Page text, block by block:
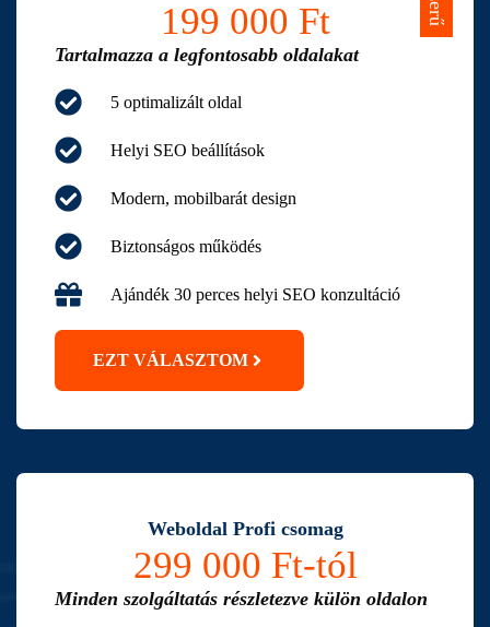
199 000 Ft
Tartalmazza a legfontosabb oldalakat
5 optimalizált oldal
Helyi SEO beállítások
Modern, mobilbarát design
Biztonságos működés
Ajándék 30 perces helyi SEO konzultáció
EZT VÁLASZTOM
Weboldal Profi csomag
299 000 Ft-tól
Minden szolgáltatás részletezve külön oldalon